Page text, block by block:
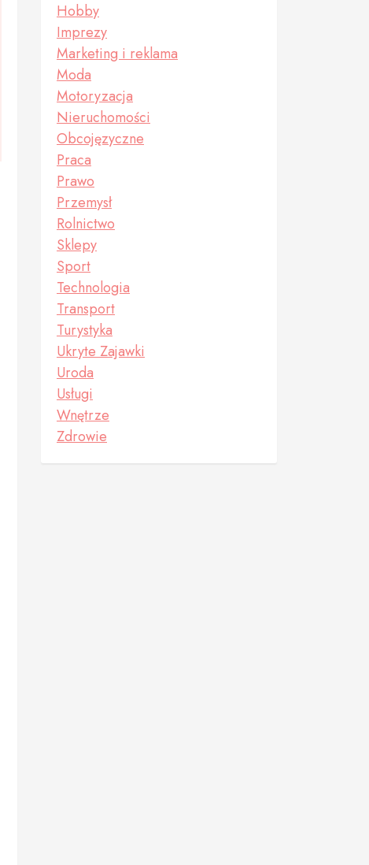
Hobby
Imprezy
Marketing i reklama
Moda
Motoryzacja
Nieruchomości
Obcojęzyczne
Praca
Prawo
Przemysł
Rolnictwo
Sklepy
Sport
Technologia
Transport
Turystyka
Ukryte Zajawki
Uroda
Usługi
Wnętrze
Zdrowie